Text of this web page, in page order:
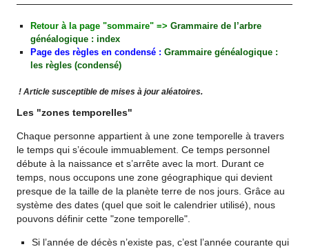
Retour à la page "sommaire" => Grammaire de l’arbre
généalogique : index
Page des règles en condensé : Grammaire généalogique :
les règles (condensé)
! Article susceptible de mises à jour aléatoires.
Les "zones temporelles"
Chaque personne appartient à une zone temporelle à travers
le temps qui s’écoule immuablement. Ce temps personnel
débute à la naissance et s’arrête avec la mort. Durant ce
temps, nous occupons une zone géographique qui devient
presque de la taille de la planète terre de nos jours. Grâce au
système des dates (quel que soit le calendrier utilisé), nous
pouvons définir cette "zone temporelle".
Si l’année de décès n’existe pas, c’est l’année courante qui